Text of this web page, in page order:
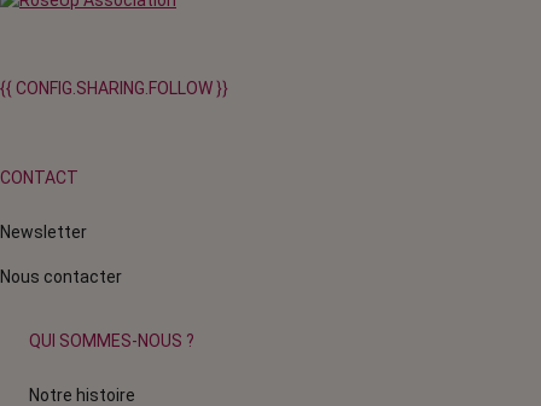
{{ CONFIG.SHARING.FOLLOW }}
CONTACT
Newsletter
Nous contacter
QUI SOMMES-NOUS ?
Notre histoire